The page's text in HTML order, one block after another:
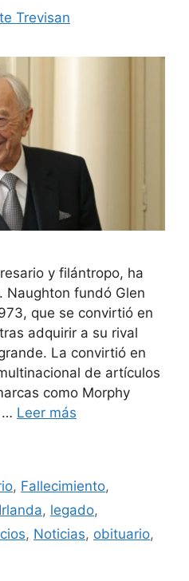
Trevisan
y filántropo, ha
Naughton fundó Glen
que se convirtió en
adquirir a su rival
La convirtió en
de artículos
como Morphy
… Leer más
, Fallecimiento,
Irlanda, legado,
, Noticias, obituario,